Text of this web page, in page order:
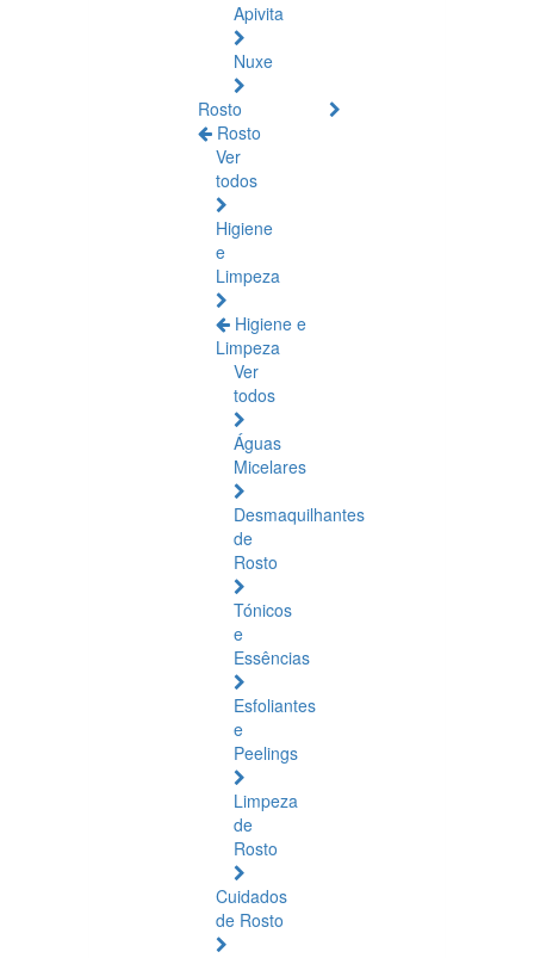
Apivita
Nuxe
Rosto
Rosto
Ver
todos
Higiene
e
Limpeza
Higiene e
Limpeza
Ver
todos
Águas
Micelares
Desmaquilhantes
de
Rosto
Tónicos
e
Essências
Esfoliantes
e
Peelings
Limpeza
de
Rosto
Cuidados
de Rosto